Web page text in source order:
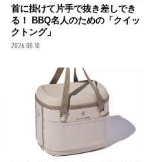
首に掛けて片手で抜き差しでき
る！ BBQ名人のための「クイッ
クトング」
2026.08.10